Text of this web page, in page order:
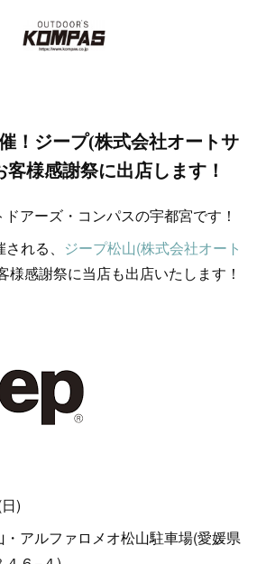
！ジープ(株式会社オートサ
様感謝祭に出店します！
アーズ・コンパスの宇都宮です！
れる、 ジープ松山(株式会社オート
様感謝祭に当店も出店いたします！
)
アルファロメオ松山駐車場(愛媛県